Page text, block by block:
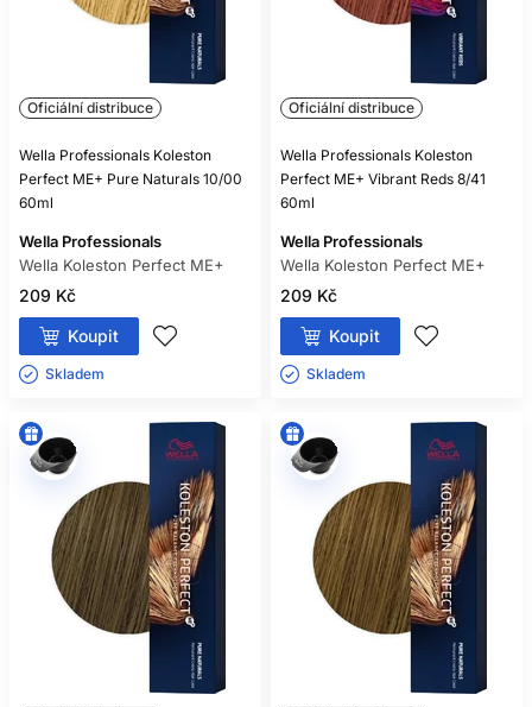
Oficiální distribuce
Wella Professionals Koleston
Perfect ME+ Pure Naturals 10/00
60ml
Wella Professionals
Wella Koleston Perfect ME+
209 Kč
Koupit
Skladem ㅤ
Oficiální distribuce
Wella Professionals Koleston
Perfect ME+ Vibrant Reds 8/41
60ml
Wella Professionals
Wella Koleston Perfect ME+
209 Kč
Koupit
Skladem ㅤ